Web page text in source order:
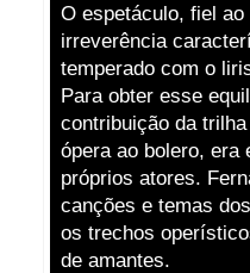
O espetáculo, fiel
irreverência
temperado com o
Para obter esse
contribuição da
ópera ao bolero, era
próprios atores.
canções e temas
os trechos
de amantes.